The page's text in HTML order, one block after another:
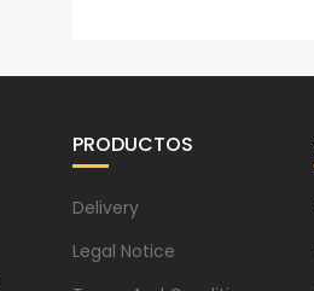
PRODUCTOS
Delivery
Legal Notice